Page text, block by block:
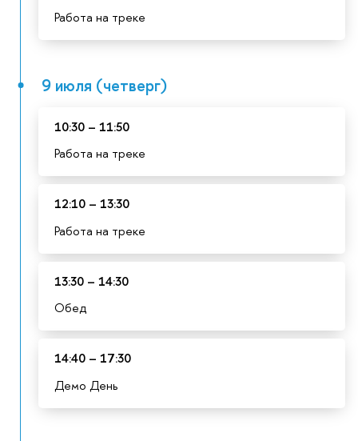
Работа на треке
9 июля (четверг)
10:30 – 11:50
Работа на треке
12:10 – 13:30
Работа на треке
13:30 – 14:30
Обед
14:40 – 17:30
Демо День